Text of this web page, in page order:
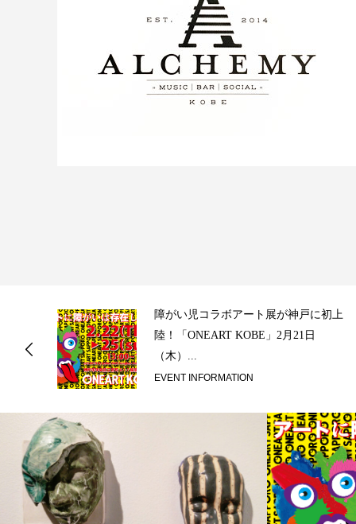
障がい児コラボアート展が神戸に初上
陸！「ONEART KOBE」2月21日
（木）...
EVENT INFORMATION